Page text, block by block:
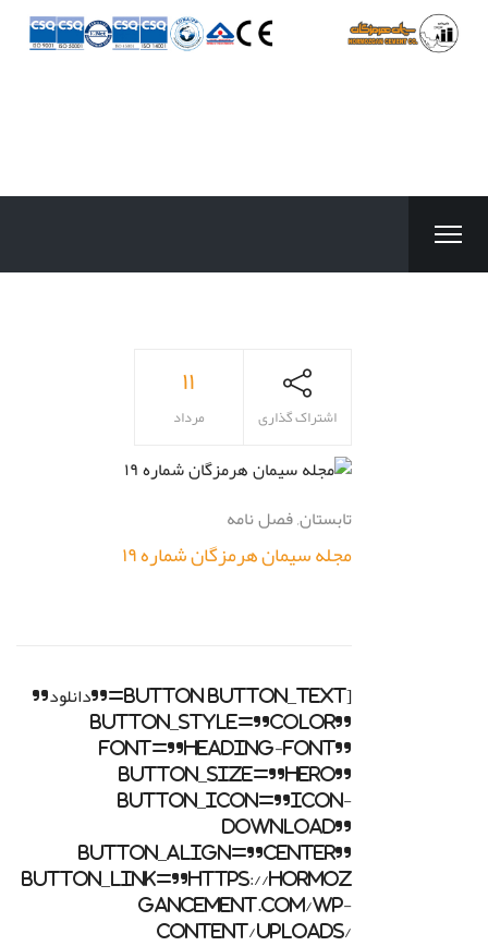
۱۱
مرداد اشتراک گذاری
تابستان فصل نامه
مجله سیمان هرمزگان شماره ۱۹
[button button_text=”دانلود”
button_style=”color”
font=”heading-font”
button_size=”hero”
button_icon=”icon-
download”
button_align=”center”
button_link=”https://hormoz
gancement.com/wp-
content/uploads/